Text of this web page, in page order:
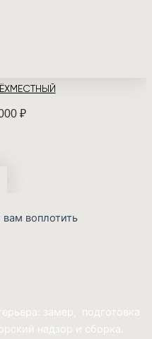
₽
воплотить
замер, подготовка
надзор и сборка.